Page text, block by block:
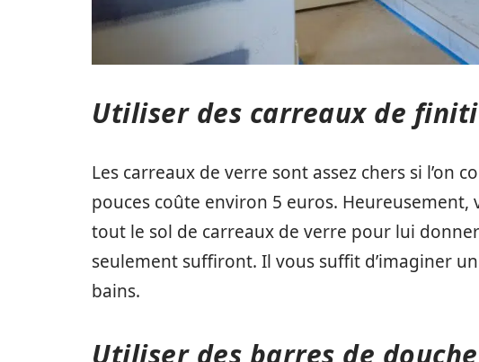
Utiliser des carreaux de
Les carreaux de verre sont assez chers si l’on
pouces coûte environ 5 euros. Heureusement,
tout le sol de carreaux de verre pour lui
seulement suffiront. Il vous suffit d’imaginer
bains.
Utiliser des barres de